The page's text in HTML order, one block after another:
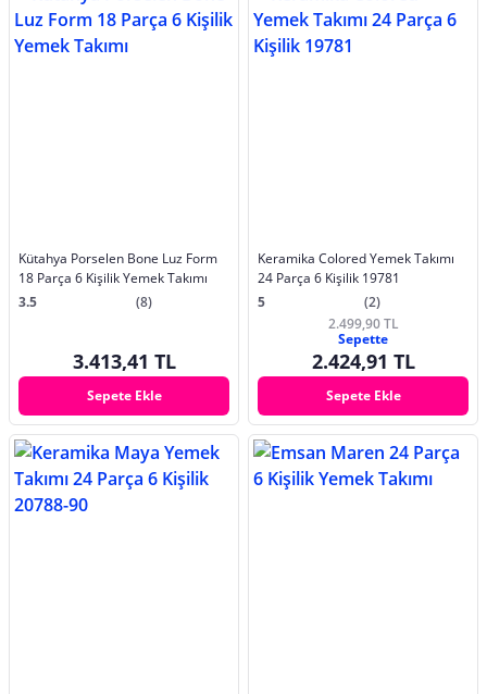
Kütahya Porselen Bone Luz Form
18 Parça 6 Kişilik Yemek Takımı
3.5
(8)
3.413,41 TL
Sepete Ekle
Keramika Colored Yemek Takımı
24 Parça 6 Kişilik 19781
5
(2)
2.499,90 TL
Sepette
2.424,91 TL
Sepete Ekle